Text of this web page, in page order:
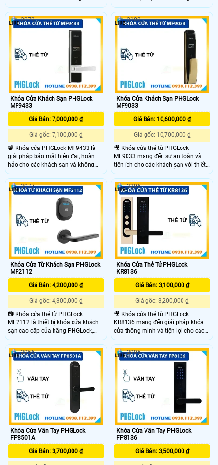
mật hiện đại. Sản phẩm lý tưởng
cho các khách sạn và các công trình
sang trọng, với phương thức mở
khóa thẻ từ TM08 và chìa khóa cơ
lại sự tiện lợi và an toàn tuyệt đối
cho người sử dụng.
toàn vượt trội. Với khả năng mở
khóa qua thẻ từ TM08 và chìa khóa
cơ, sản phẩm lý tưởng cho các
khách sạn, biệt thự hoặc căn hộ cao
cấp, giúp nâng cao sự tiện nghi và
bảo mật cho mọi không gian.
Khóa Cửa Khách Sạn PHGLock
MF9433
Giá Bán: 7,000,000 ₫
Giá gốc: 7,100,000 ₫
📽 Khóa cửa PHGLock MF9433 là
giải pháp bảo mật hiện đại, hoàn
hảo cho các khách sạn và không
gian sang trọng. Với thiết kế tinh tế,
khóa sử dụng thẻ từ MF và chìa
khóa cơ dự phòng trong trường hợp
khẩn cấp. Được làm từ hợp kim
nhôm và nhựa ABS, sản phẩm đảm
bảo tính bền bỉ, an toàn và dễ sử
dụng, thích hợp với các cửa có đố
38mm x 115mm. Khóa còn tích hợp
3078
Khóa Cửa Khách Sạn PHGLock
MF9033
Giá Bán: 10,600,000 ₫
Giá gốc: 10,700,000 ₫
🎥 Khóa cửa thẻ từ PHGLock
MF9033 mang đến sự an toàn và
tiện ích cho các khách sạn với thiết
kế sang trọng. Sản phẩm sử dụng
thẻ từ và chìa khóa cơ khẩn cấp, tích
hợp chức năng chốt an toàn và báo
hiệu cửa chưa đóng chặt. Cấu tạo
hợp kim và nhựa ABS bền bỉ, phù
hợp với cửa có đố 38mm x 115mm.
3108
Khóa Cửa Từ Khách Sạn PHGLock
MF2112
Giá Bán: 4,200,000 ₫
Giá gốc: 4,300,000 ₫
📷 Khóa cửa thẻ từ PHGLock
MF2112 là thiết bị khóa cửa khách
sạn cao cấp của hãng PHGLock,
được thiết kế với tính năng thẻ từ
MF08 và chìa khóa cơ khẩn cấp.
Sản phẩm phù hợp với cửa khách
sạn, biệt thự hoặc các không gian
cần sự sang trọng và bảo mật cao.
3077
Khóa Cửa Thẻ Tử PHGLock
KR8136
Giá Bán: 3,100,000 ₫
Giá gốc: 3,200,000 ₫
🎥 Khóa cửa thẻ từ PHGLock
KR8136 mang đến giải pháp khóa
cửa thông minh và tiện lợi cho các
không gian sống hiện đại như căn
hộ,nhà phố,chung cư và
homestay.Được trang bị công nghệ
khóa tiên tiến,sản phẩm không chỉ
giúp bảo vệ tài sản mà còn nâng
cao trải nghiệm sử dụng với tính
năng mở khóa bằng thẻ từ, mã số
và ứng dụng di động.
3206
Khóa Cửa Vân Tay PHGLock
FP8501A
Giá Bán: 3,700,000 ₫
2956
Khóa Cửa Vân Tay PHGLock
FP8136
Giá Bán: 3,500,000 ₫
2995